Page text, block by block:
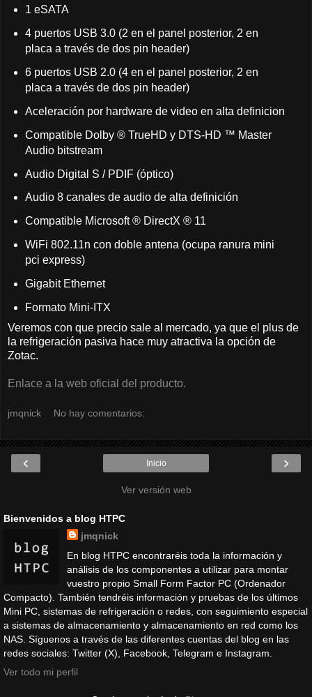
1 eSATA
4 puertos USB 3.0 (2 en el panel posterior, 2 en
placa a través de dos pin header)
6 puertos USB 2.0 (4 en el panel posterior, 2 en
placa a través de dos pin header)
Aceleración por hardware de video en alta definicion
Compatible Dolby ® TrueHD y DTS-HD ™ Master
Audio bitstream
Audio Digital S / PDIF (óptico)
Audio 8 canales de audio de alta definición
Compatible Microsoft ® DirectX ® 11
WiFi 802.11n con doble antena (ocupa ranura mini
pci express)
Gigabit Ethernet
Formato Mini-ITX
Veremos con que precio sale al mercado, ya que el plus de
la refrigeración pasiva hace muy atractiva la opción de
Zotac.
Enlace a la web oficial del producto.
jmqnick No hay comentarios:
‹ ›
Inicio
Ver versión web
Bienvenidos a blog HTPC
jmqnick
En blog HTPC encontraréis toda la información y
análisis de los componentes a utilizar para montar
vuestro propio Small Form Factor PC (Ordenador
Compacto). También tendréis información y pruebas de los últimos
Mini PC, sistemas de refrigeración o redes, con seguimiento especial
a sistemas de almacenamiento y almacenamiento en red como los
NAS. Síguenos a través de las diferentes cuentas del blog en las
redes sociales: Twitter (X), Facebook, Telegram e Instagram.
Ver todo mi perfil